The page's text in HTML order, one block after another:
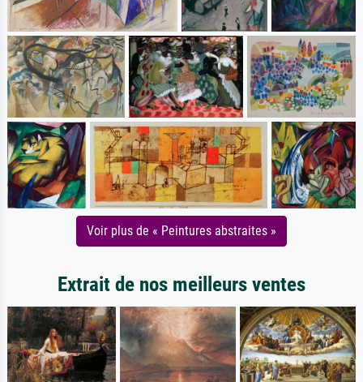
Voir plus de « Peintures abstraites »
Extrait de nos meilleurs ventes